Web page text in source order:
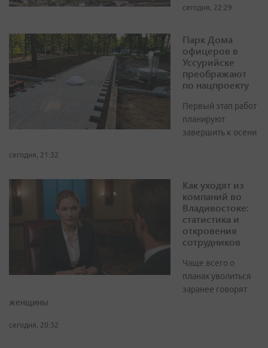
сегодня, 22:29
Парк Дома
офицеров в
Уссурийске
преображают
по нацпроекту
Первый этап работ
планируют
завершить к осени
сегодня, 21:32
Как уходят из
компаний во
Владивостоке:
статистика и
откровения
сотрудников
Чаще всего о
планах уволиться
заранее говорят
женщины
сегодня, 20:32